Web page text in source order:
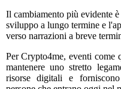
Il cambiamento più evidente
sviluppo a lungo termine e
verso narrazioni a breve
Per Crypto4me, eventi come
mantenere uno stretto
risorse digitali e